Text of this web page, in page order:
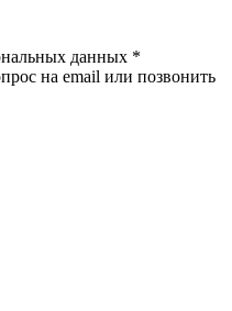
данных *
на email или позвонить